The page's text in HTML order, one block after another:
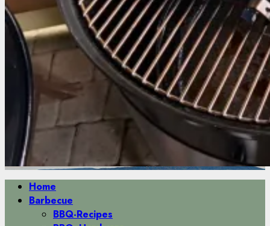
Primäres
Menü
Home
Barbecue
BBQ-Recipes